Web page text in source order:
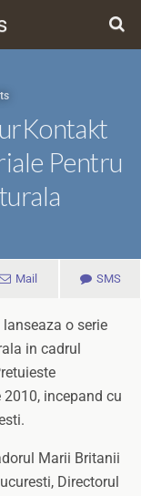
Pentru
Mail SMS
o serie
in cadrul
incepand cu
Marii Britanii
Directorul